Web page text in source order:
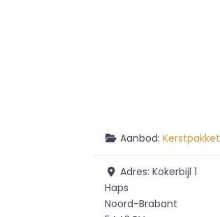
Aanbod: Kerstpakket
Adres: Kokerbijl 1
Haps
Noord-Brabant